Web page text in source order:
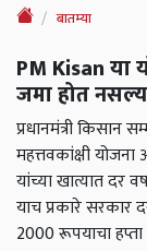
बातम्या
PM Kisan या
जमा होत
प्रधानमंत्री किसान
महत्तवकांक्षी
यांच्या खात्यात दर
याच प्रकारे सरकार
2000 रूपयाचा